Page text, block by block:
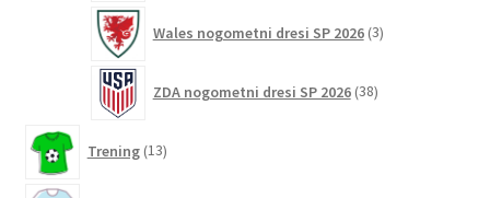
Wales nogometni dresi SP 2026 3izdelki
ZDA nogometni dresi SP 2026 38izdelkov
Trening 13izdelkov